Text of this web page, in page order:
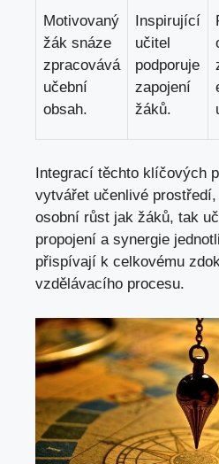
Motivovaný
žák snáze
zpracovává
učební
obsah.
Inspirující
učitel
podporuje
zapojení
žáků.
Integrací těchto klíčových
vytvářet učenlivé
osobní růst jak žáků, tak
propojení a synergie
přispívají k celkovému
vzdělávacího procesu.